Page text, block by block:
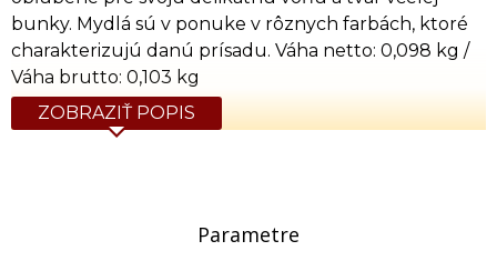
bunky. Mydlá sú v ponuke v rôznych farbách, ktoré
charakterizujú danú prísadu. Váha netto: 0,098 kg /
Váha brutto: 0,103 kg
ZOBRAZIŤ POPIS
Parametre